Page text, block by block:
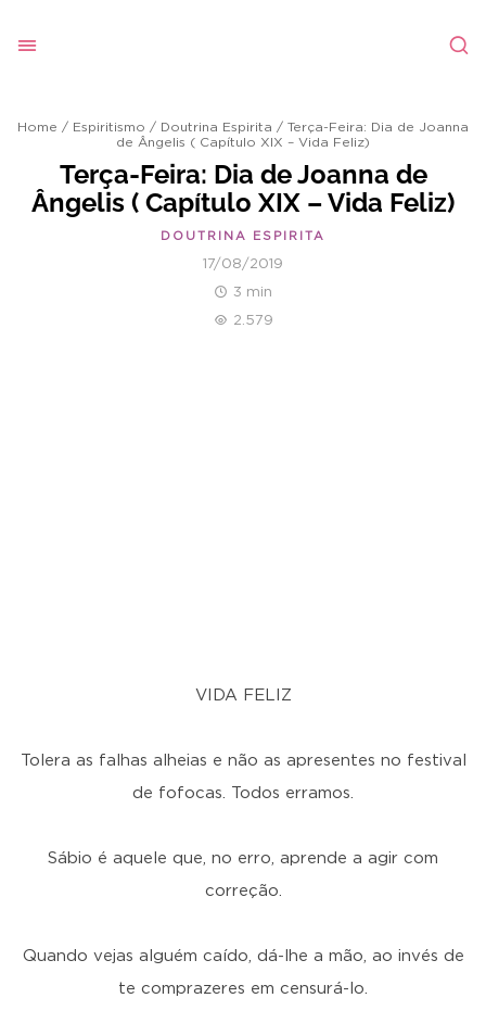
Home / Espiritismo / Doutrina Espirita / Terça-Feira: Dia de Joanna
de Ângelis ( Capítulo XIX – Vida Feliz)
Terça-Feira: Dia de Joanna de
Ângelis ( Capítulo XIX – Vida Feliz)
DOUTRINA ESPIRITA
17/08/2019
3 min
2.579
VIDA FELIZ
Tolera as falhas alheias e não as apresentes no festival
de fofocas. Todos erramos.
Sábio é aquele que, no erro, aprende a agir com
correção.
Quando vejas alguém caído, dá-lhe a mão, ao invés de
te comprazeres em censurá-lo.